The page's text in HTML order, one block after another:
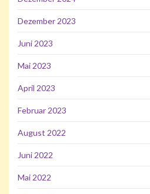
Dezember 2023
Juni 2023
Mai 2023
April 2023
Februar 2023
August 2022
Juni 2022
Mai 2022